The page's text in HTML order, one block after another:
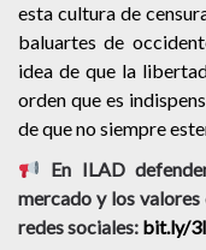
esta cultura de
baluartes de
idea de que la
orden que es
de que no siempre
En ILAD
mercado y los
redes sociales: bit.ly/